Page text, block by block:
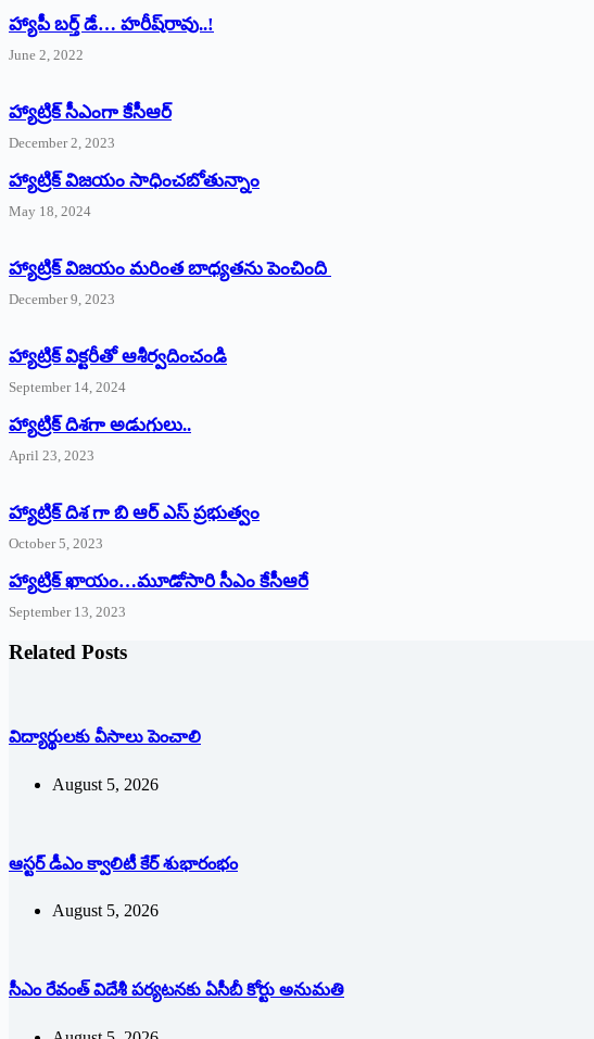
హ్యాపీ బర్త్ ‌డే… హరీష్‌రావు..!
June 2, 2022
హ్యాట్రిక్‌ ‌సీఎంగా కేసీఆర్‌
December 2, 2023
హ్యాట్రిక్‌ విజయం సాధించబోతున్నాం
May 18, 2024
హ్యాట్రిక్ విజయం మరింత బాధ్యతను పెంచింది
December 9, 2023
హ్యాట్రిక్‌ ‌విక్టరీతో ఆశీర్వదించండి
September 14, 2024
‌హ్యాట్రిక్‌ ‌దిశగా అడుగులు..
April 23, 2023
హ్యాట్రిక్ దిశ గా బి ఆర్ ఎస్ ప్రభుత్వం
October 5, 2023
హ్యాట్రిక్‌ ‌ఖాయం…మూడోసారి సీఎం కేసీఆరే
September 13, 2023
Related Posts
విద్యార్థులకు వీసాలు పెంచాలి
August 5, 2026
ఆస్టర్ డీఎం క్వాలిటీ కేర్ శుభారంభం
August 5, 2026
సీఎం రేవంత్ విదేశీ పర్యటనకు ఏసీబీ కోర్టు అనుమతి